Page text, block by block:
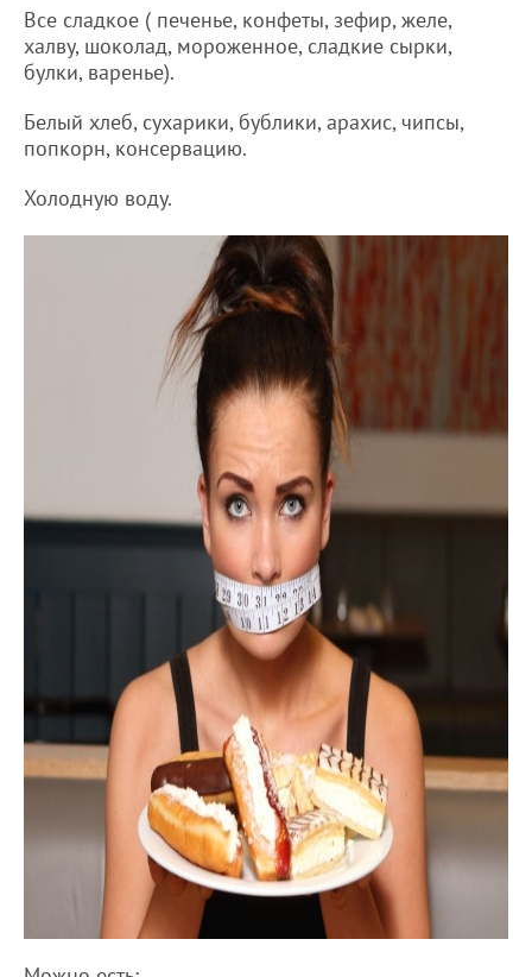
Все сладкое ( печенье, конфеты, зефир, желе,
халву, шоколад, мороженное, сладкие сырки,
булки, варенье).
Белый хлеб, сухарики, бублики, арахис, чипсы,
попкорн, консервацию.
Холодную воду.